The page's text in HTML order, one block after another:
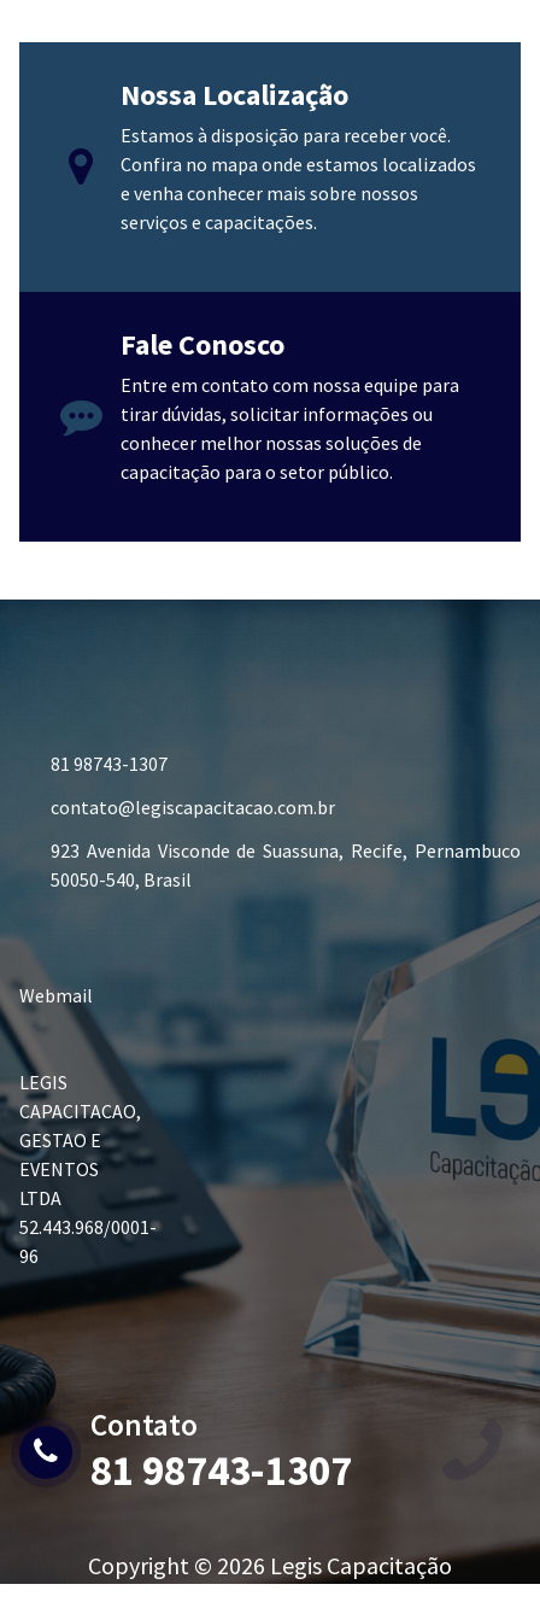
Nossa Localização
Estamos à disposição para receber você.
Confira no mapa onde estamos localizados
e venha conhecer mais sobre nossos
serviços e capacitações.
Fale Conosco
Entre em contato com nossa equipe para
tirar dúvidas, solicitar informações ou
conhecer melhor nossas soluções de
capacitação para o setor público.
81 98743-1307
contato@legiscapacitacao.com.br
923 Avenida Visconde de Suassuna, Recife, Pernambuco
50050-540, Brasil
Webmail
LEGIS
CAPACITACAO,
GESTAO E
EVENTOS
LTDA
52.443.968/0001-
96
Contato
81 98743-1307
Copyright © 2026 Legis Capacitação